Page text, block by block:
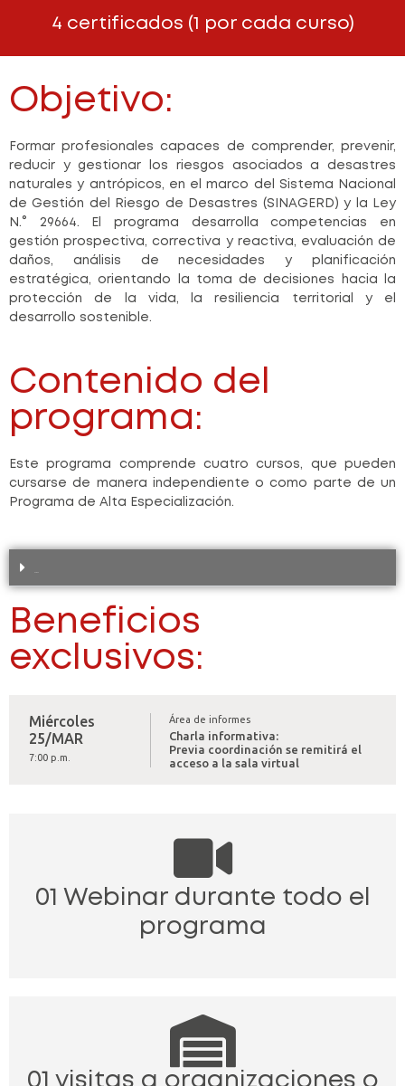
4 certificados (1 por cada curso)
Objetivo:
Formar profesionales capaces de comprender, prevenir,
reducir y gestionar los riesgos asociados a desastres
naturales y antrópicos, en el marco del Sistema Nacional
de Gestión del Riesgo de Desastres (SINAGERD) y la Ley
N.° 29664. El programa desarrolla competencias en
gestión prospectiva, correctiva y reactiva, evaluación de
daños, análisis de necesidades y planificación
estratégica, orientando la toma de decisiones hacia la
protección de la vida, la resiliencia territorial y el
desarrollo sostenible.
Contenido del
programa:
Este programa comprende cuatro cursos, que pueden
cursarse de manera independiente o como parte de un
Programa de Alta Especialización.
Beneficios
exclusivos:
Miércoles
25/MAR
7:00 p.m.
Área de informes
Charla informativa:
Previa coordinación se remitirá el
acceso a la sala virtual
01 Webinar durante todo el
programa
01 visitas a organizaciones o